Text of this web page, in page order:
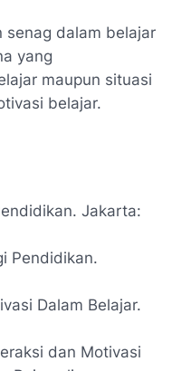
senag dalam belajar
yang
maupun situasi
belajar.
Jakarta:
Pendidikan.
Dalam Belajar.
dan Motivasi